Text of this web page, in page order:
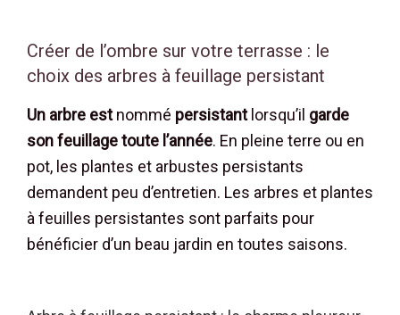
Créer de l’ombre sur votre terrasse : le
choix des arbres à feuillage persistant
Un arbre estnommé persistantlorsqu’il garde
son feuillage toute l’année. En pleine terre ou en
pot, les plantes et arbustes persistants
demandent peu d’entretien. Les arbres et plantes
à feuilles persistantes sont parfaits pour
bénéficier d’un beau jardin en toutes saisons.